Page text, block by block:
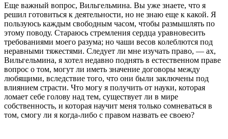
Еще важный вопрос, Вильгельмина. Вы уже знаете, что я
решил готовиться к деятельности, но не знаю еще к какой. Я
пользуюсь каждым свободным ча­сом, чтобы размышлять по
этому поводу. Стараюсь стремления сердца уравновесить
требованиями моего разума; но чаши весов колеблются под
неравными тяжестями. Следует ли мне изучать право, — ах,
Вильгельмина, я хотел недавно поднять в естествен­ном праве
вопрос о том, могут ли иметь значение договоры между
любящими, вследствие того, что они были заключены под
влиянием страсти. Что могу я получить от науки, которая
ломает себе голову над тем, существует ли в мире
собственность, и которая научит меня только сомневаться в
том, смогу ли я когда-либо с правом назвать ее своею?